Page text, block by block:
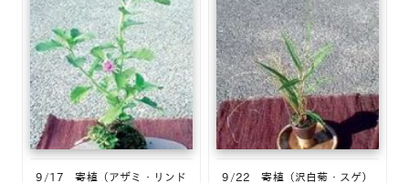
9/17 寄植（アザミ・リンド
9/22 寄植（沢白菊・スゲ）